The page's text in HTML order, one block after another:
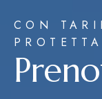
CON
PROTETTA